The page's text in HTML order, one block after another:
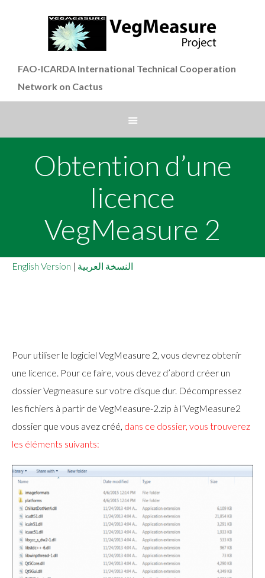
FAO-ICARDA International Technical Cooperation
Network on Cactus
Obtention d’une
licence
VegMeasure 2
English Version | النسخة العربية
Pour utiliser le logiciel VegMeasure 2, vous devrez obtenir
une licence. Pour ce faire, vous devez d’abord créer un
dossier Vegmeasure sur votre disque dur. Décompressez
les fichiers à partir de VegMeasure-2.zip à l’VegMeasure2
dossier que vous avez créé, dans ce dossier, vous trouverez
les éléments suivants: